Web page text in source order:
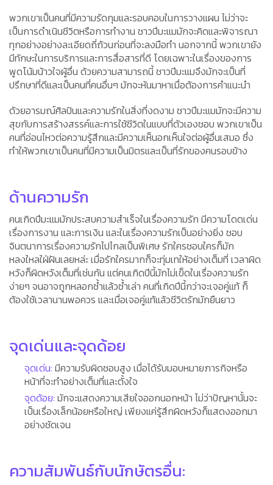
พวกเขาเป็นคนที่มีความรัดกุมและรอบคอบในการวางแผน ไม่ว่าจะ
เป็นการดำเนินชีวิตหรือการทำงาน ชาวปีมะแมมักจะคิดและพิจารณา
ทุกอย่างอย่างละเอียดถี่ถ้วนก่อนที่จะลงมือทำ นอกจากนี้ พวกเขายัง
มีทักษะในการบริการและการสื่อสารที่ดี โดยเฉพาะในเรื่องของการ
พูดโน้มน้าวใจผู้อื่น ด้วยความสามารถนี้ ชาวปีมะแมจึงมักจะเป็นที่
ปรึกษาที่ดีและเป็นคนที่คนอื่นๆ มักจะหันมาหาเมื่อต้องการคำแนะนำ
ด้วยอารมณ์ศิลปินและความรักในสิ่งที่งดงาม ชาวปีมะแมมักจะมีความ
สุขกับการสร้างสรรค์และการใช้ชีวิตในแบบที่ตัวเองชอบ พวกเขาเป็น
คนที่อ่อนไหวต่อความรู้สึกและมีความเห็นอกเห็นใจต่อผู้อื่นเสมอ ซึ่ง
ทำให้พวกเขาเป็นคนที่มีความเป็นมิตรและเป็นที่รักของคนรอบข้าง
ด้านความรัก
คนเกิดปีมะแมมักประสบความสำเร็จในเรื่องความรัก มีความโดดเด่น
เรื่องการงาน และการเงิน และในเรื่องความรักเป็นอย่างยิ่ง ชอบ
จินตนาการเรื่องความรักไปไกลเป็นพิเศษ รักใครชอบใครก็มัก
หลงใหลใฝ่ฝันเลยหล่ะ เมื่อรักใครมากก็จะทุ่มเทให้อย่างเต็มที่ เวลาผิด
หวังก็ผิดหวังเต็มที่เช่นกัน แต่คนเกิดปีนี้มักไม่เข็ดในเรื่องความรัก
ง่ายๆ จนอาจถูกหลอกซ้ำแล้วซ้ำเล่า คนที่เกิดปีนี้กว่าจะเจอคู่แท้ ก็
ต้องใช้เวลานานพอควร และเมื่อเจอคู่แท้แล้วชีวิตรักมักยืนยาว
จุดเด่นและจุดด้อย
จุดเด่น: มีความรับผิดชอบสูง เมื่อได้รับมอบหมายภารกิจหรือ
หน้าที่จะทำอย่างเต็มที่และตั้งใจ
จุดด้อย: มักจะแสดงความเสียใจออกนอกหน้า ไม่ว่าปัญหานั้นจะ
เป็นเรื่องเล็กน้อยหรือใหญ่ เพียงแค่รู้สึกผิดหวังก็แสดงออกมา
อย่างชัดเจน
ความสัมพันธ์กับนักษัตรอื่น: